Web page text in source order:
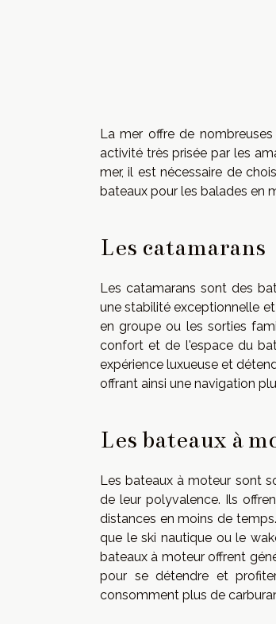
La mer offre de
activité très prisée par les
mer, il est nécessaire de
bateaux pour les balades en
Les catamarans
Les catamarans sont des
une stabilité exceptionnelle
en groupe ou les sorties
confort et de l'espace du
expérience luxueuse et
offrant ainsi une navigation
Les bateaux à
Les bateaux à moteur sont
de leur polyvalence. Ils
distances en moins de
que le ski nautique ou le
bateaux à moteur offrent
pour se détendre et
consomment plus de